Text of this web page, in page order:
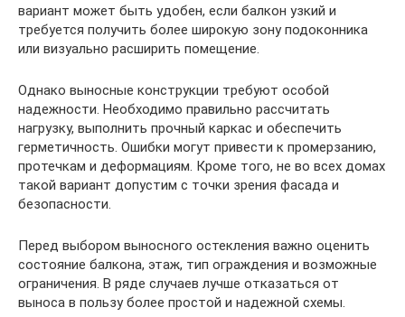
вариант может быть удобен, если балкон узкий и
требуется получить более широкую зону подоконника
или визуально расширить помещение.
Однако выносные конструкции требуют особой
надежности. Необходимо правильно рассчитать
нагрузку, выполнить прочный каркас и обеспечить
герметичность. Ошибки могут привести к промерзанию,
протечкам и деформациям. Кроме того, не во всех домах
такой вариант допустим с точки зрения фасада и
безопасности.
Перед выбором выносного остекления важно оценить
состояние балкона, этаж, тип ограждения и возможные
ограничения. В ряде случаев лучше отказаться от
выноса в пользу более простой и надежной схемы.